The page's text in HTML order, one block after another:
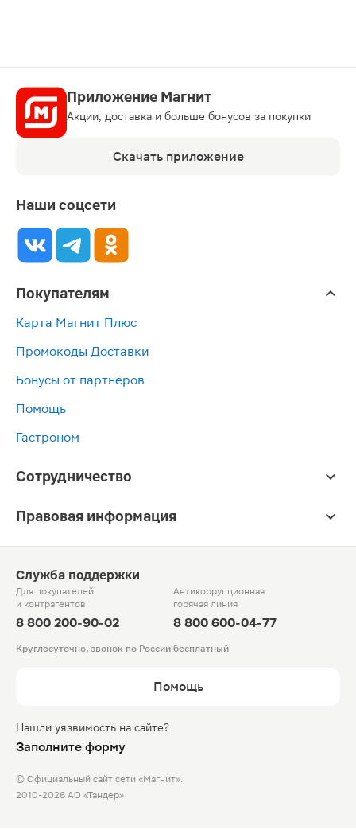
Приложение Магнит
Акции, доставка и больше бонусов за покупки
Скачать приложение
Наши соцсети
Покупателям
Карта Магнит Плюс
Промокоды Доставки
Бонусы от партнёров
Помощь
Гастроном
Сотрудничество
Правовая информация
Служба поддержки
Для покупателей
и контрагентов
8 800 200-90-02
Антикоррупционная
горячая линия
8 800 600-04-77
Круглосуточно, звонок по России бесплатный
Помощь
Нашли уязвимость на сайте?
Заполните форму
© Официальный сайт сети «Магнит».
2010-2026 АО «Тандер»